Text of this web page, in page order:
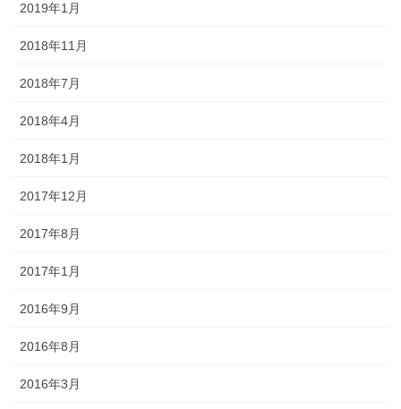
2019年1月
2018年11月
2018年7月
2018年4月
2018年1月
2017年12月
2017年8月
2017年1月
2016年9月
2016年8月
2016年3月